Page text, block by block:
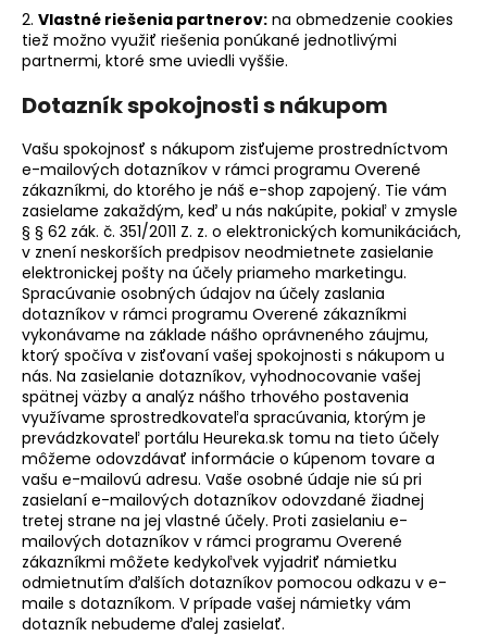
2. Vlastné riešenia partnerov: na obmedzenie cookies
tiež možno využiť riešenia ponúkané jednotlivými
partnermi, ktoré sme uviedli vyššie.
Dotazník spokojnosti s nákupom
Vašu spokojnosť s nákupom zisťujeme prostredníctvom
e-mailových dotazníkov v rámci programu Overené
zákazníkmi, do ktorého je náš e-shop zapojený. Tie vám
zasielame zakaždým, keď u nás nakúpite, pokiaľ v zmysle
§ § 62 zák. č. 351/2011 Z. z. o elektronických komunikáciách,
v znení neskorších predpisov neodmietnete zasielanie
elektronickej pošty na účely priameho marketingu.
Spracúvanie osobných údajov na účely zaslania
dotazníkov v rámci programu Overené zákazníkmi
vykonávame na základe nášho oprávneného záujmu,
ktorý spočíva v zisťovaní vašej spokojnosti s nákupom u
nás. Na zasielanie dotazníkov, vyhodnocovanie vašej
spätnej väzby a analýz nášho trhového postavenia
využívame sprostredkovateľa spracúvania, ktorým je
prevádzkovateľ portálu Heureka.sk tomu na tieto účely
môžeme odovzdávať informácie o kúpenom tovare a
vašu e-mailovú adresu. Vaše osobné údaje nie sú pri
zasielaní e-mailových dotazníkov odovzdané žiadnej
tretej strane na jej vlastné účely. Proti zasielaniu e-
mailových dotazníkov v rámci programu Overené
zákazníkmi môžete kedykoľvek vyjadriť námietku
odmietnutím ďalších dotazníkov pomocou odkazu v e-
maile s dotazníkom. V prípade vašej námietky vám
dotazník nebudeme ďalej zasielať.